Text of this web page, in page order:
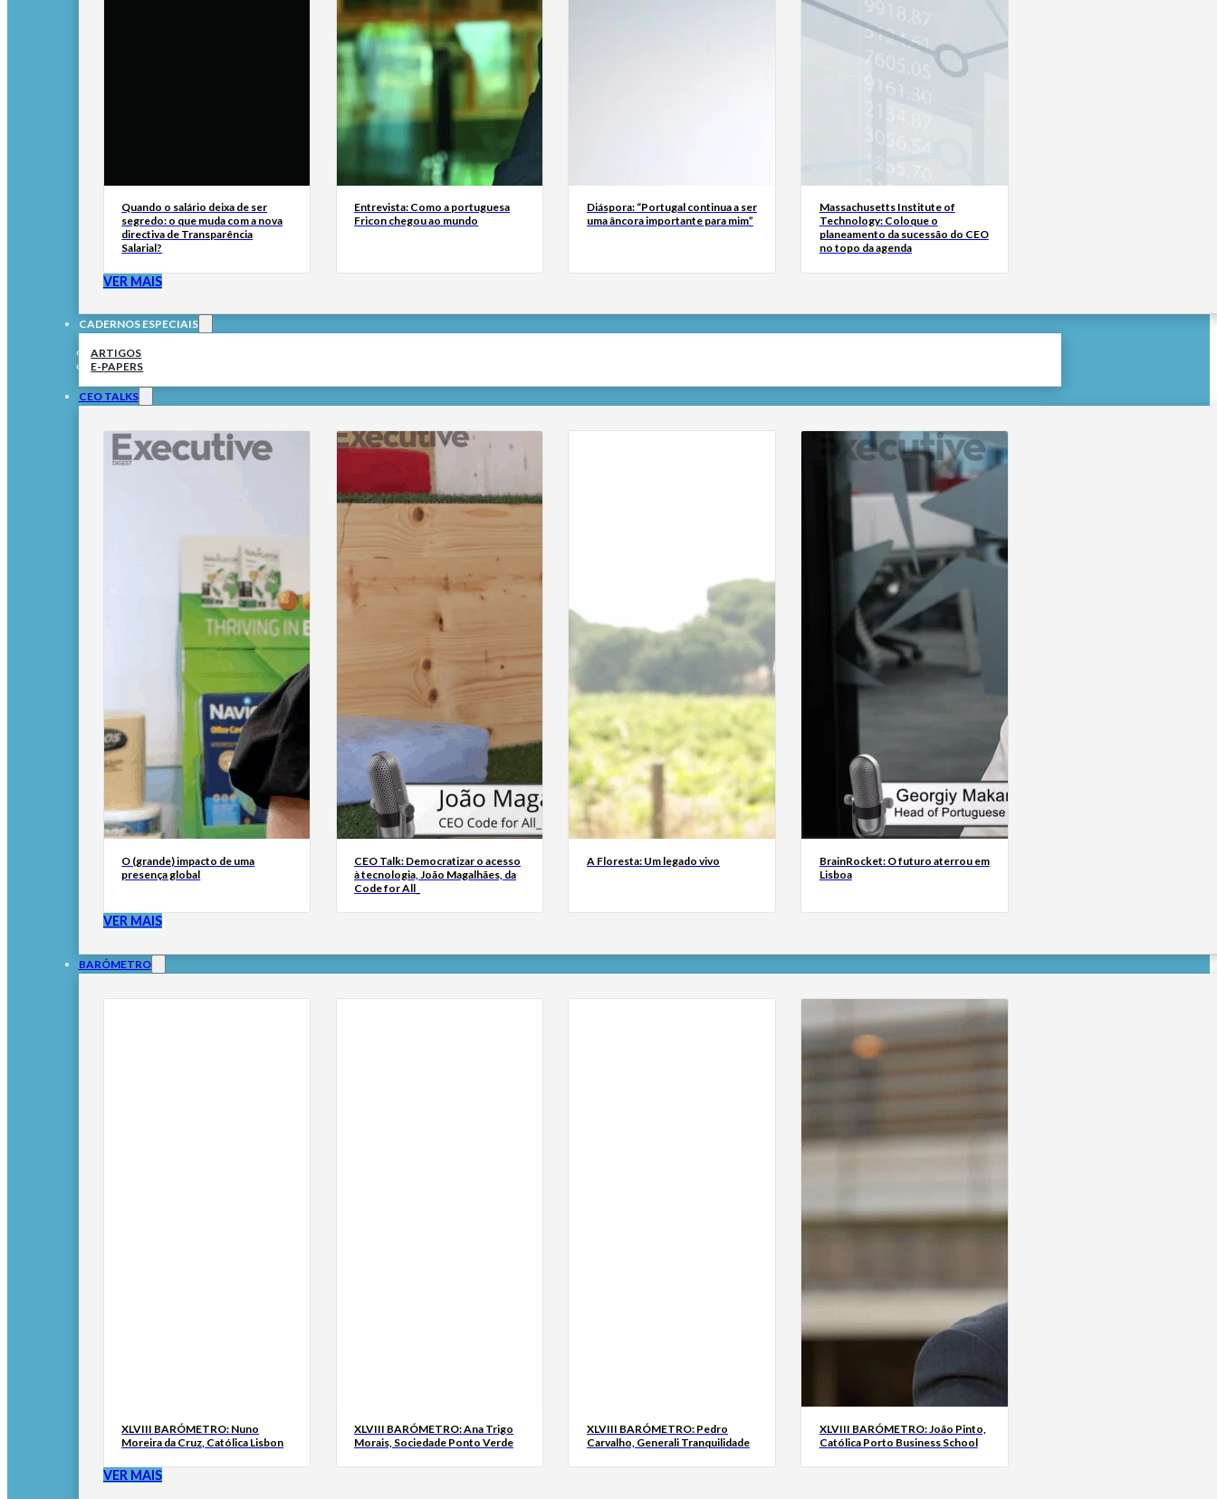
Quando o salário deixa de ser
segredo: o que muda com a nova
directiva de Transparência
Salarial?
Entrevista: Como a portuguesa
Fricon chegou ao mundo
Diáspora: “Portugal continua a ser
uma âncora importante para mim”
Massachusetts Institute of
Technology: Coloque o
planeamento da sucessão do CEO
no topo da agenda
VER MAIS
CADERNOS ESPECIAIS
ARTIGOS
E-PAPERS
CEO TALKS
O (grande) impacto de uma
presença global
CEO Talk: Democratizar o acesso
à tecnologia, João Magalhães, da
Code for All_
A Floresta: Um legado vivo
BrainRocket: O futuro aterrou em
Lisboa
VER MAIS
BARÓMETRO
XLVIII BARÓMETRO: Nuno
Moreira da Cruz, Católica Lisbon
XLVIII BARÓMETRO: Ana Trigo
Morais, Sociedade Ponto Verde
XLVIII BARÓMETRO: Pedro
Carvalho, Generali Tranquilidade
XLVIII BARÓMETRO: João Pinto,
Católica Porto Business School
VER MAIS